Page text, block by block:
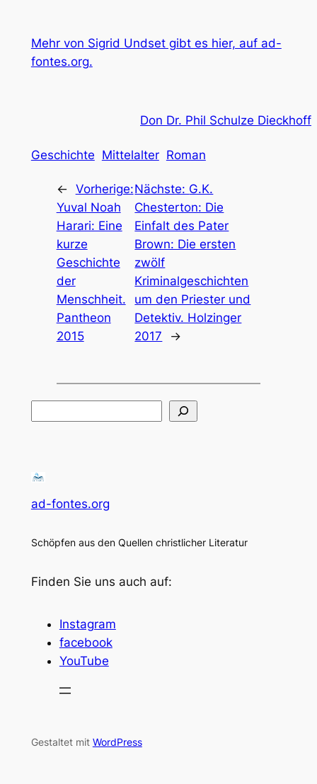
Mehr von Sigrid Undset gibt es hier, auf ad-
fontes.org.
Don Dr. Phil Schulze Dieckhoff
Geschichte Mittelalter Roman
← Vorherige:
Yuval Noah
Harari: Eine
kurze
Geschichte
der
Menschheit.
Pantheon
2015
Nächste: G.K.
Chesterton: Die
Einfalt des Pater
Brown: Die ersten
zwölf
Kriminalgeschichten
um den Priester und
Detektiv. Holzinger
2017
→
ad-fontes.org
Schöpfen aus den Quellen christlicher Literatur
Finden Sie uns auch auf:
Instagram
facebook
YouTube
Gestaltet mit WordPress